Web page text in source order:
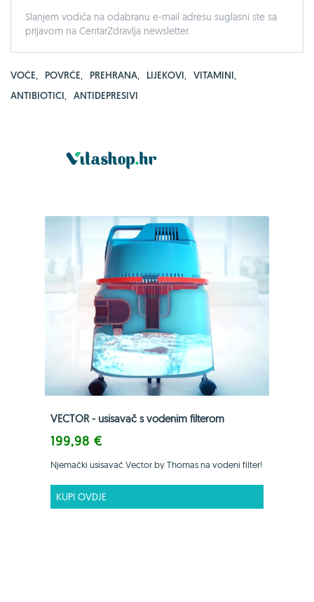
Slanjem vodiča na odabranu e-mail adresu suglasni ste sa
prijavom na CentarZdravlja newsletter.
VOĆE, POVRĆE, PREHRANA, LIJEKOVI, VITAMINI,
ANTIBIOTICI, ANTIDEPRESIVI
VECTOR - usisavač s vodenim filterom
199,98 €
Njemački usisavač Vector by Thomas na vodeni filter!
KUPI OVDJE